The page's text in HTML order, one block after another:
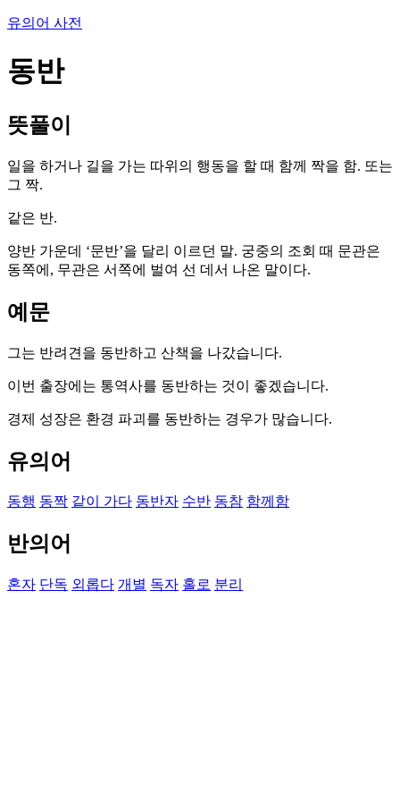
유의어 사전
동반
뜻풀이
일을 하거나 길을 가는 따위의 행동을 할 때 함께 짝을 함. 또는
그 짝.
같은 반.
양반 가운데 ‘문반’을 달리 이르던 말. 궁중의 조회 때 문관은
동쪽에, 무관은 서쪽에 벌여 선 데서 나온 말이다.
예문
그는 반려견을 동반하고 산책을 나갔습니다.
이번 출장에는 통역사를 동반하는 것이 좋겠습니다.
경제 성장은 환경 파괴를 동반하는 경우가 많습니다.
유의어
동행 동짝 같이 가다 동반자 수반 동참 함께함
반의어
혼자 단독 외롭다 개별 독자 홀로 분리